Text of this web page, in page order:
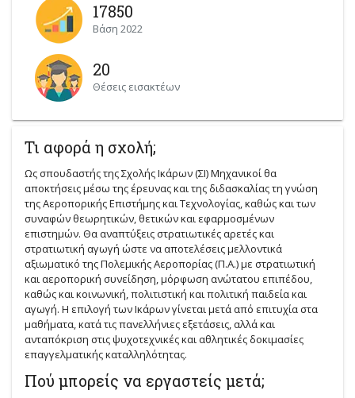
17850
Βάση 2022
20
Θέσεις εισακτέων
Τι αφορά η σχολή;
Ως σπουδαστής της Σχολής Ικάρων (ΣΙ) Μηχανικοί θα
αποκτήσεις μέσω της έρευνας και της διδασκαλίας τη γνώση
της Αεροπορικής Επιστήμης και Τεχνολογίας, καθώς και των
συναφών θεωρητικών, θετικών και εφαρμοσμένων
επιστημών. Θα αναπτύξεις στρατιωτικές αρετές και
στρατιωτική αγωγή ώστε να αποτελέσεις μελλοντικά
αξιωματικό της Πολεμικής Αεροπορίας (Π.Α.) με στρατιωτική
και αεροπορική συνείδηση, μόρφωση ανώτατου επιπέδου,
καθώς και κοινωνική, πολιτιστική και πολιτική παιδεία και
αγωγή. Η επιλογή των Ικάρων γίνεται μετά από επιτυχία στα
μαθήματα, κατά τις πανελλήνιες εξετάσεις, αλλά και
ανταπόκριση στις ψυχοτεχνικές και αθλητικές δοκιμασίες
επαγγελματικής καταλληλότητας.
Πού μπορείς να εργαστείς μετά;